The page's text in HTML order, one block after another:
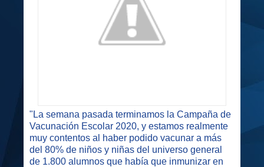
"La semana pasada terminamos la Campaña de
Vacunación Escolar 2020, y estamos realmente
muy contentos al haber podido vacunar a más
del 80% de niños y niñas del universo general
de 1.800 alumnos que había que inmunizar en